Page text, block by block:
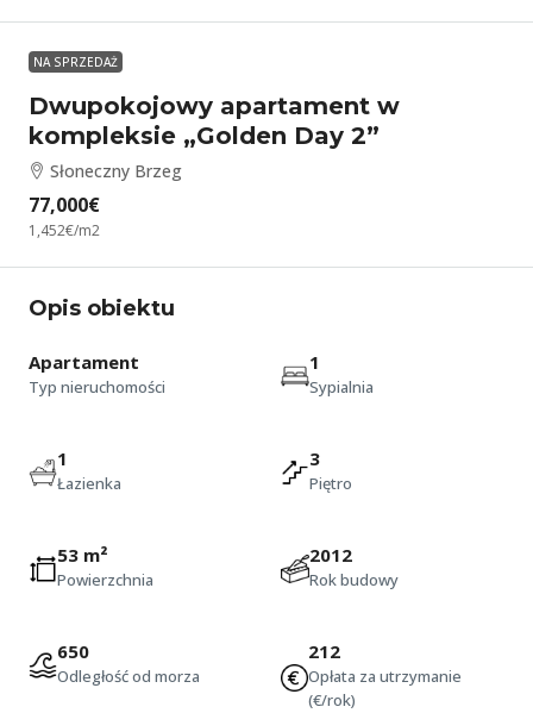
NA SPRZEDAŻ
Dwupokojowy apartament w
kompleksie „Golden Day 2”
Słoneczny Brzeg
77,000€
1,452€/m2
Opis obiektu
Apartament
Typ nieruchomości
1
Sypialnia
1
Łazienka
3
Piętro
53 m²
Powierzchnia
2012
Rok budowy
650
Odległość od morza
212
Opłata za utrzymanie
(€/rok)